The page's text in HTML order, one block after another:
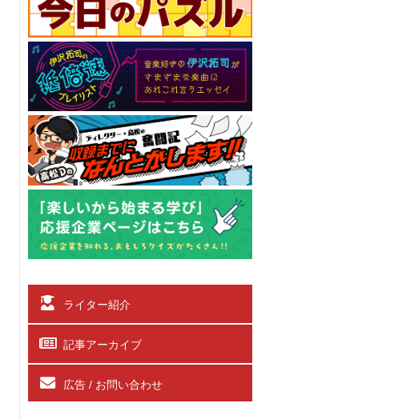
ライター紹介
記事アーカイブ
広告 / お問い合わせ